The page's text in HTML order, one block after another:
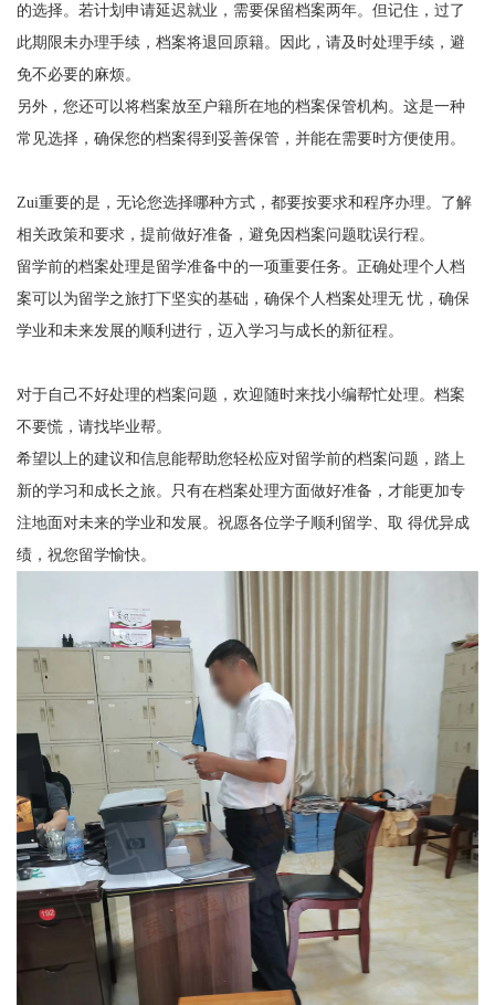
的选择。若计划申请延迟就业，需要保留档案两年。但记住，过了
此期限未办理手续，档案将退回原籍。因此，请及时处理手续，避
免不必要的麻烦。
另外，您还可以将档案放至户籍所在地的档案保管机构。这是一种
常见选择，确保您的档案得到妥善保管，并能在需要时方便使用。
Zui重要的是，无论您选择哪种方式，都要按要求和程序办理。了解
相关政策和要求，提前做好准备，避免因档案问题耽误行程。
留学前的档案处理是留学准备中的一项重要任务。正确处理个人档
案可以为留学之旅打下坚实的基础，确保个人档案处理无 忧，确保
学业和未来发展的顺利进行，迈入学习与成长的新征程。
对于自己不好处理的档案问题，欢迎随时来找小编帮忙处理。档案
不要慌，请找毕业帮。
希望以上的建议和信息能帮助您轻松应对留学前的档案问题，踏上
新的学习和成长之旅。只有在档案处理方面做好准备，才能更加专
注地面对未来的学业和发展。祝愿各位学子顺利留学、取 得优异成
绩， 祝您留学愉快。